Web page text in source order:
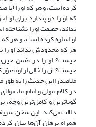
کرده است، و هر که او را (با
که او را دو پندارد برای او
بداند، حقیقت او را
او اشاره کرده است، و هر
هر که محدودش بداند او
چیست؟ او را در ضمن
چیست؟ آن را خالى از او
ملاصدرا این حدیث را به
در کلام مولی و امام ما،
گویاترین و کامل‌ترین وجه،
دلالت می‌کند. این سخن شریف
همراه برهان آن‌ها بیان